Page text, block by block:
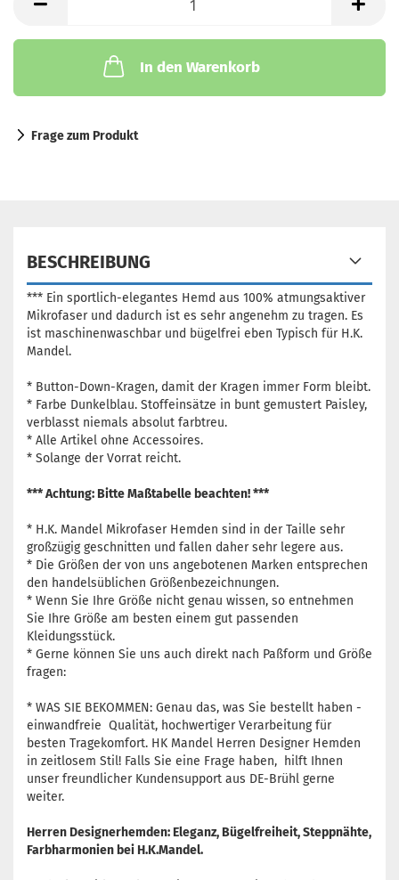
In den Warenkorb
Frage zum Produkt
BESCHREIBUNG
*** Ein sportlich-elegantes Hemd aus 100% atmungsaktiver
Mikrofaser und dadurch ist es sehr angenehm zu tragen. Es
ist maschinenwaschbar und bügelfrei eben Typisch für H.K.
Mandel.
* Button-Down-Kragen, damit der Kragen immer Form bleibt.
* Farbe Dunkelblau. Stoffeinsätze in bunt gemustert Paisley,
verblasst niemals absolut farbtreu.
* Alle Artikel ohne Accessoires.
* Solange der Vorrat reicht.
*** Achtung: Bitte Maßtabelle beachten! ***
* H.K. Mandel Mikrofaser Hemden sind in der Taille sehr
großzügig geschnitten und fallen daher sehr legere aus.
* Die Größen der von uns angebotenen Marken entsprechen
den handelsüblichen Größenbezeichnungen.
* Wenn Sie Ihre Größe nicht genau wissen, so entnehmen
Sie Ihre Größe am besten einem gut passenden
Kleidungsstück.
* Gerne können Sie uns auch direkt nach Paßform und Größe
fragen:
* WAS SIE BEKOMMEN: Genau das, was Sie bestellt haben -
einwandfreie Qualität, hochwertiger Verarbeitung für
besten Tragekomfort. HK Mandel Herren Designer Hemden
in zeitlosem Stil! Falls Sie eine Frage haben, hilft Ihnen
unser freundlicher Kundensupport aus DE-Brühl gerne
weiter.
Herren Designerhemden: Eleganz, Bügelfreiheit, Steppnähte,
Farbharmonien bei H.K.Mandel.